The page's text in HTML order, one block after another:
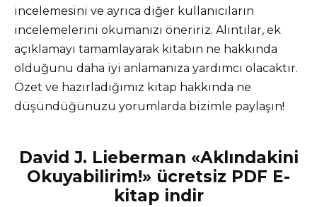
incelemesini ve ayrıca diğer kullanıcıların
incelemelerini okumanızı öneririz. Alıntılar, ek
açıklamayı tamamlayarak kitabın ne hakkında
olduğunu daha iyi anlamanıza yardımcı olacaktır.
Özet ve hazırladığımız kitap hakkında ne
düşündüğünüzü yorumlarda bizimle paylaşın!
David J. Lieberman «Aklındakini
Okuyabilirim!» ücretsiz PDF E-
kitap indir